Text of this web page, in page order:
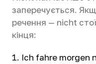
заперечується.
речення — nicht
кінця:
Ich fahre morgen